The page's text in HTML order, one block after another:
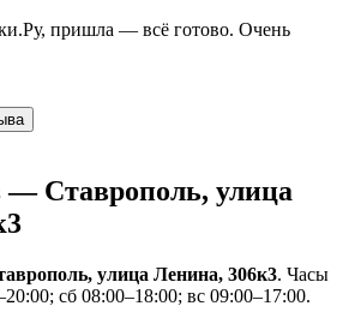
пришла — всё готово. Очень
— Ставрополь, улица
улица Ленина, 306к3. Часы
сб 08:00–18:00; вс 09:00–17:00.